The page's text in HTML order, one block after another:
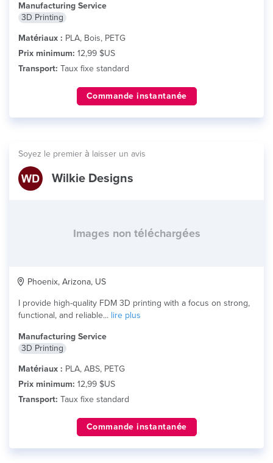
Manufacturing Service
3D Printing
Matériaux : PLA, Bois, PETG
Prix minimum: 12,99 $US
Transport: Taux fixe standard
Commande instantanée
Soyez le premier à laisser un avis
Wilkie Designs
Images non téléchargées
Phoenix, Arizona, US
I provide high-quality FDM 3D printing with a focus on strong,
functional, and reliable... lire plus
Manufacturing Service
3D Printing
Matériaux : PLA, ABS, PETG
Prix minimum: 12,99 $US
Transport: Taux fixe standard
Commande instantanée